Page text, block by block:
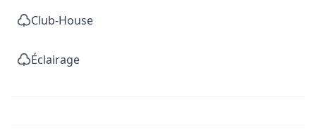
Club-House
Éclairage